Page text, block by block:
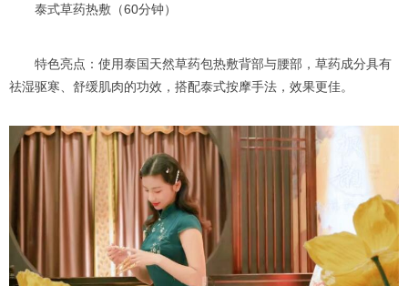
泰式草药热敷（60分钟）
特色亮点：使用泰国天然草药包热敷背部与腰部，草药成分具有
祛湿驱寒、舒缓肌肉的功效，搭配泰式按摩手法，效果更佳。